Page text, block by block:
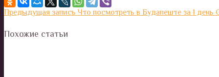
Предыдущая запись Что посмотреть в Будапеште за 1 день
Похожие статьи